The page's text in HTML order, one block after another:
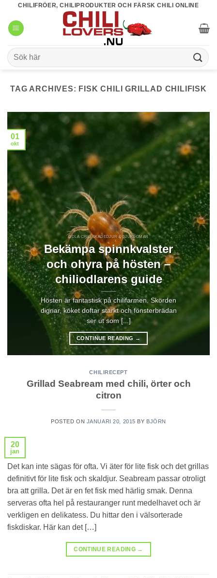
content
CHILIFRÖER, CHILIPRODUKTER OCH FÄRSK CHILI ONLINE
Sök
efter:
TAG ARCHIVES: FISK CHILI GRILLAD CHILIFISK
ODLA CHILI SKADEDJUR & SJUKDOMAR
Bekämpa spinnkvalster
och ohyra på hösten –
chiliodlarens guide
Hösten är fantastisk på chilifarmen. Skörden
dignar, köket doftar starkt och fönsterbrädan
ser ut som [...]
CONTINUE READING →
01
okt
CHILIRECEPT
Grillad Seabream med chili, örter och
citron
POSTED ON JANUARI 20, 2015 BY BJÖRN
20
jan
Det kan inte sägas för ofta. Vi äter för lite fisk och det grillas
definitivt för lite fisk och skaldjur. Seabream passar otroligt
bra att grilla. Det är en fet fisk med härlig smak. Denna
serveras ofta hel på restauranger runt medelhavet och är
verkligen en delikatess. Du hittar den i välsorterade
fiskdiskar. Här kan det […]
CONTINUE READING →